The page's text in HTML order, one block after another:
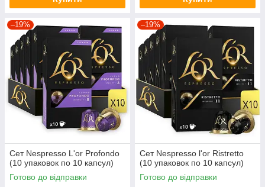
–19%
Сет Nespresso L'or Profondo
(10 упаковок по 10 капсул)
Готово до відправки
–19%
Сет Nespresso l'or Ristretto
(10 упаковок по 10 капсул)
Готово до відправки